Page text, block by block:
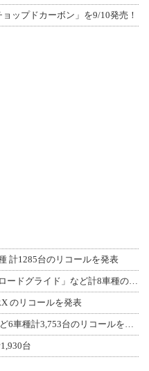
ップドカーボン」を9/10発売！
計1285台のリコールを発表
のリコールを発表
台